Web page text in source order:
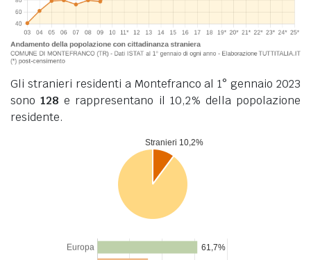
Gli stranieri residenti a Montefranco al 1° gennaio 2023
sono128 e rappresentano il 10,2% della popolazione
residente.